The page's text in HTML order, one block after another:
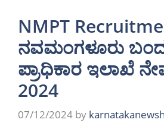
NMPT
ನವಮಂಗಳೂರು
ಪ್ರಾಧಿಕಾರ ಇಲಾಖೆ
2024
07/12/2024 by